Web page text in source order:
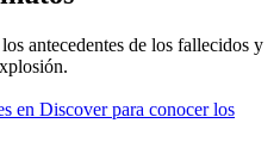
antecedentes de los fallecidos y
en Discover para conocer los